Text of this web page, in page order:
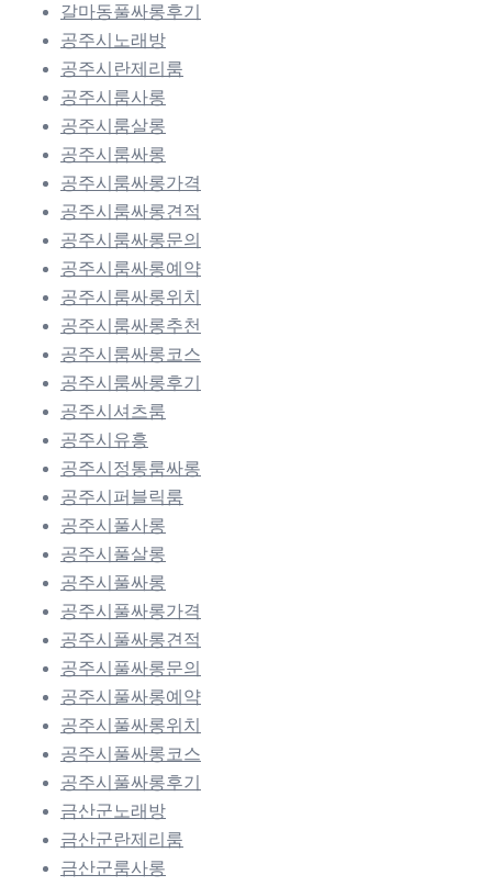
갈마동풀싸롱후기
공주시노래방
공주시란제리룸
공주시룸사롱
공주시룸살롱
공주시룸싸롱
공주시룸싸롱가격
공주시룸싸롱견적
공주시룸싸롱문의
공주시룸싸롱예약
공주시룸싸롱위치
공주시룸싸롱추천
공주시룸싸롱코스
공주시룸싸롱후기
공주시셔츠룸
공주시유흥
공주시정통룸싸롱
공주시퍼블릭룸
공주시풀사롱
공주시풀살롱
공주시풀싸롱
공주시풀싸롱가격
공주시풀싸롱견적
공주시풀싸롱문의
공주시풀싸롱예약
공주시풀싸롱위치
공주시풀싸롱코스
공주시풀싸롱후기
금산군노래방
금산군란제리룸
금산군룸사롱